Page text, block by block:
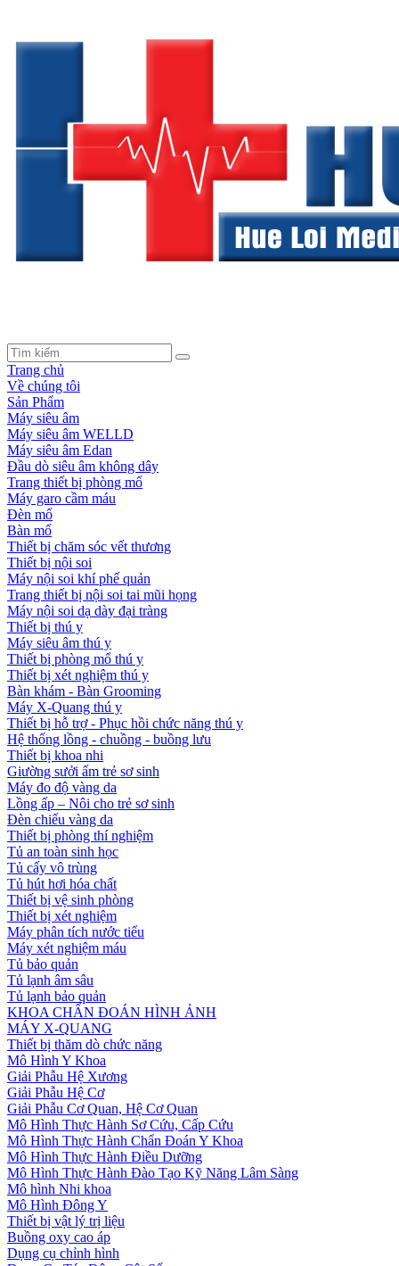
Trang chủ
Về chúng tôi
Sản Phẩm
Máy siêu âm
Máy siêu âm WELLD
Máy siêu âm Edan
Đầu dò siêu âm không dây
Trang thiết bị phòng mổ
Máy garo cầm máu
Đèn mổ
Bàn mổ
Thiết bị chăm sóc vết thương
Thiết bị nội soi
Máy nội soi khí phế quản
Trang thiết bị nội soi tai mũi họng
Máy nội soi dạ dày đại tràng
Thiết bị thú y
Máy siêu âm thú y
Thiết bị phòng mổ thú y
Thiết bị xét nghiệm thú y
Bàn khám - Bàn Grooming
Máy X-Quang thú y
Thiết bị hỗ trợ - Phục hồi chức năng thú y
Hệ thống lồng - chuồng - buồng lưu
Thiết bị khoa nhi
Giường sưởi ấm trẻ sơ sinh
Máy đo độ vàng da
Lồng ấp – Nôi cho trẻ sơ sinh
Đèn chiếu vàng da
Thiết bị phòng thí nghiệm
Tủ an toàn sinh học
Tủ cấy vô trùng
Tủ hút hơi hóa chất
Thiết bị vệ sinh phòng
Thiết bị xét nghiệm
Máy phân tích nước tiểu
Máy xét nghiệm máu
Tủ bảo quản
Tủ lạnh âm sâu
Tủ lạnh bảo quản
KHOA CHẨN ĐOÁN HÌNH ẢNH
MÁY X-QUANG
Thiết bị thăm dò chức năng
Mô Hình Y Khoa
Giải Phẫu Hệ Xương
Giải Phẫu Hệ Cơ
Giải Phẫu Cơ Quan, Hệ Cơ Quan
Mô Hình Thực Hành Sơ Cứu, Cấp Cứu
Mô Hình Thực Hành Chẩn Đoán Y Khoa
Mô Hình Thực Hành Điều Dưỡng
Mô Hình Thực Hành Đào Tạo Kỹ Năng Lâm Sàng
Mô hình Nhi khoa
Mô Hình Đông Y
Thiết bị vật lý trị liệu
Buồng oxy cao áp
Dụng cụ chỉnh hình